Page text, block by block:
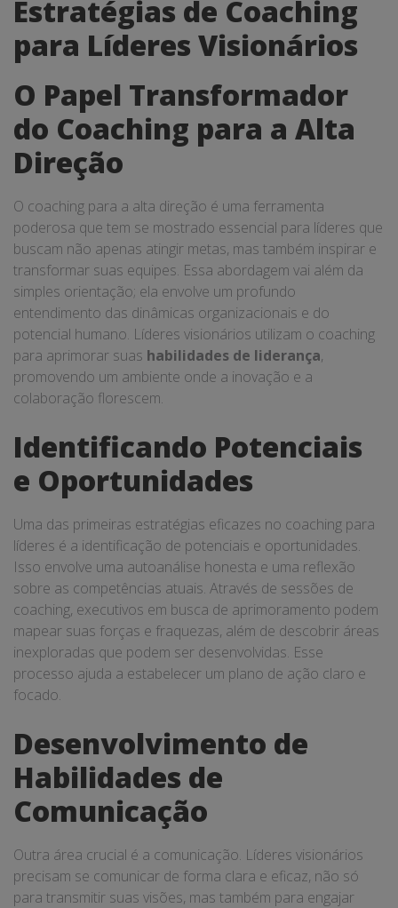
Estratégias de Coaching
para Líderes Visionários
O Papel Transformador
do Coaching para a Alta
Direção
O coaching para a alta direção é uma ferramenta
poderosa que tem se mostrado essencial para líderes que
buscam não apenas atingir metas, mas também inspirar e
transformar suas equipes. Essa abordagem vai além da
simples orientação; ela envolve um profundo
entendimento das dinâmicas organizacionais e do
potencial humano. Líderes visionários utilizam o coaching
para aprimorar suas habilidades de liderança,
promovendo um ambiente onde a inovação e a
colaboração florescem.
Identificando Potenciais
e Oportunidades
Uma das primeiras estratégias eficazes no coaching para
líderes é a identificação de potenciais e oportunidades.
Isso envolve uma autoanálise honesta e uma reflexão
sobre as competências atuais. Através de sessões de
coaching, executivos em busca de aprimoramento podem
mapear suas forças e fraquezas, além de descobrir áreas
inexploradas que podem ser desenvolvidas. Esse
processo ajuda a estabelecer um plano de ação claro e
focado.
Desenvolvimento de
Habilidades de
Comunicação
Outra área crucial é a comunicação. Líderes visionários
precisam se comunicar de forma clara e eficaz, não só
para transmitir suas visões, mas também para engajar